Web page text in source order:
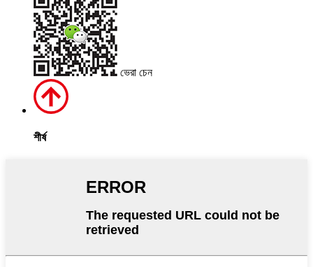
ভেরা চেন
শীর্ষ